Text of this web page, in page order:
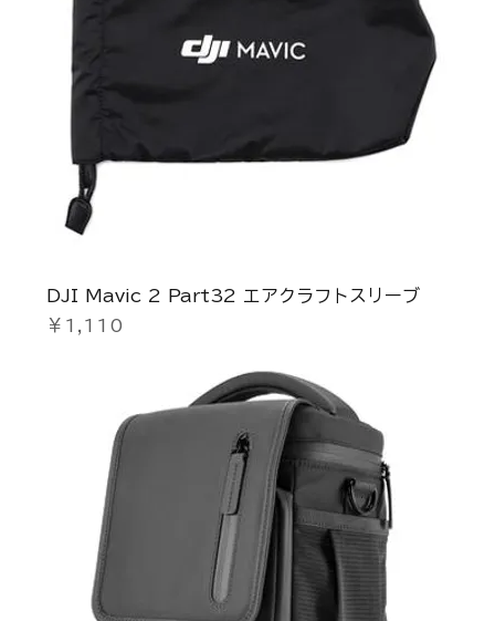
DJI Mavic 2 Part32 エアクラフトスリーブ
価格
￥1,110